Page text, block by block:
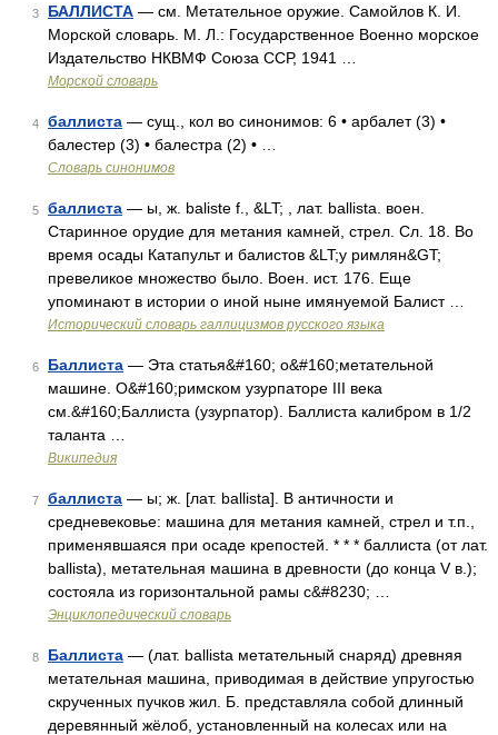
3 БАЛЛИСТА — см. Метательное оружие. Самойлов К. И.
Морской словарь. М. Л.: Государственное Военно морское
Издательство НКВМФ Союза ССР, 1941 …
Морской словарь
4 баллиста — сущ., кол во синонимов: 6 • арбалет (3) •
балестер (3) • балестра (2) • …
Словарь синонимов
5 баллиста — ы, ж. baliste f., &LT; , лат. ballista. воен.
Старинное орудие для метания камней, стрел. Сл. 18. Во
время осады Катапульт и балистов &LT;у римлян&GT;
превеликое множество было. Воен. ист. 176. Еще
упоминают в истории о иной ныне имянуемой Балист …
Исторический словарь галлицизмов русского языка
6 Баллиста — Эта статья&#160; о&#160;метательной
машине. О&#160;римском узурпаторе III века
см.&#160;Баллиста (узурпатор). Баллиста калибром в 1/2
таланта …
Википедия
7 баллиста — ы; ж. [лат. ballista]. В античности и
средневековье: машина для метания камней, стрел и т.п.,
применявшаяся при осаде крепостей. * * * баллиста (от лат.
ballista), метательная машина в древности (до конца V в.);
состояла из горизонтальной рамы с&#8230; …
Энциклопедический словарь
8 Баллиста — (лат. ballista метательный снаряд) древняя
метательная машина, приводимая в действие упругостью
скрученных пучков жил. Б. представляла собой длинный
деревянный жёлоб, установленный на колесах или на